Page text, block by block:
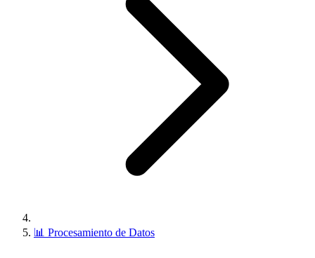
📊 Procesamiento de Datos